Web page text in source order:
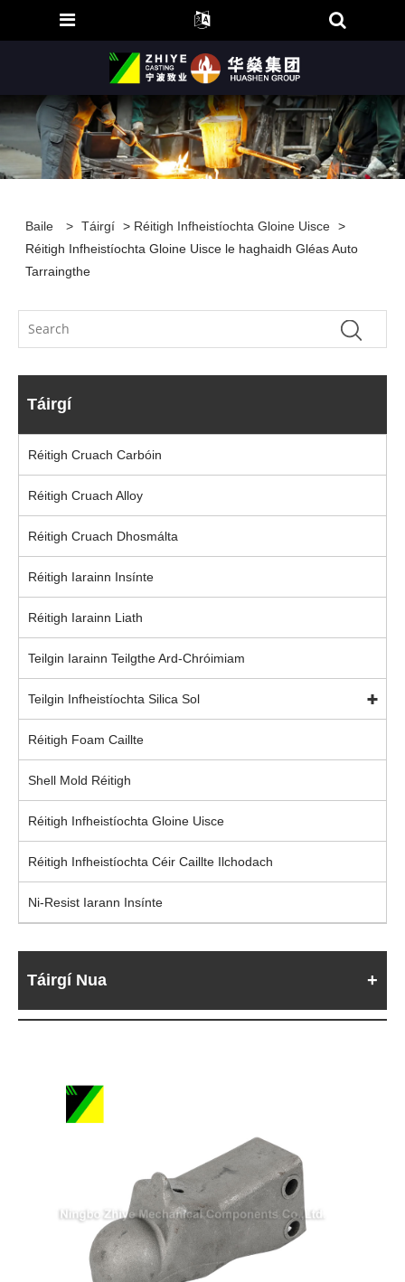
Baile > Táirgí > Réitigh Infheistíochta Gloine Uisce >
Réitigh Infheistíochta Gloine Uisce le haghaidh Gléas Auto
Tarraingthe
Táirgí
Réitigh Cruach Carbóin
Réitigh Cruach Alloy
Réitigh Cruach Dhosmálta
Réitigh Iarainn Insínte
Réitigh Iarainn Liath
Teilgin Iarainn Teilgthe Ard-Chróimiam
Teilgin Infheistíochta Silica Sol
Réitigh Foam Caillte
Shell Mold Réitigh
Réitigh Infheistíochta Gloine Uisce
Réitigh Infheistíochta Céir Caillte Ilchodach
Ni-Resist Iarann ​​Insínte
Táirgí Nua